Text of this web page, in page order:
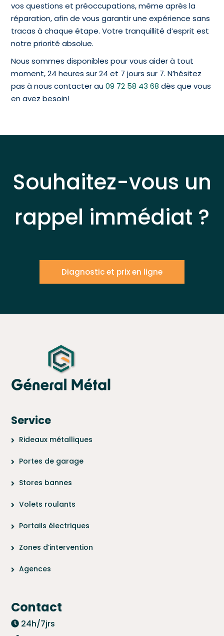
vos questions et préoccupations, même après la
réparation, afin de vous garantir une expérience sans
tracas à chaque étape. Votre tranquillité d’esprit est
notre priorité absolue.
Nous sommes disponibles pour vous aider à tout
moment, 24 heures sur 24 et 7 jours sur 7. N’hésitez
pas à nous contacter au09 72 58 43 68 dès que vous
en avez besoin!
Souhaitez-vous un
rappel immédiat ?
Diagnostic et prix en ligne
Service
Rideaux métalliques
Portes de garage
Stores bannes
Volets roulants
Portails électriques
Zones d’intervention
Agences
Contact
24h/7jrs